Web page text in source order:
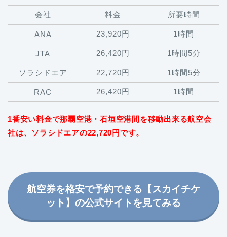
会社 料金 所要時間
ANA 23,920円 1時間
JTA 26,420円 1時間5分
ソラシドエア 22,720円 1時間5分
RAC 26,420円 1時間
1番安い料金で那覇空港・石垣空港間を移動出来る航空会
社は、ソラシドエアの22,720円です。
航空券を格安で予約できる【スカイチケ
ット】の公式サイトを見てみる